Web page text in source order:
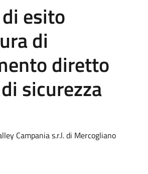
esito
di
diretto
sicurezza
Campania s.r.l. di Mercogliano